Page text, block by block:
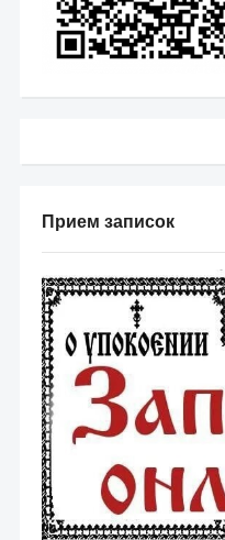
Прием записок